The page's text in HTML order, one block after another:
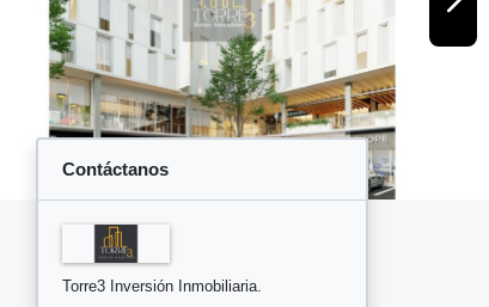
Contáctanos
Torre3 Inversión Inmobiliaria.